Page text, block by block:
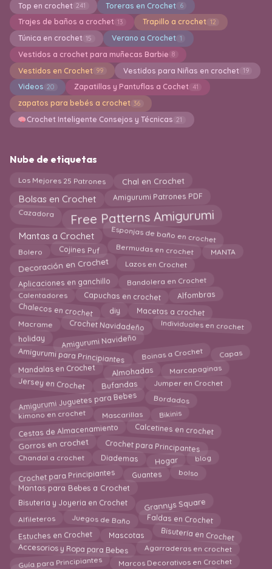
Top en crochet 241 Toreras en Crochet 6
Trajes de baños a crochet 13 Trapillo a crochet 12
Túnica en crochet 15 Verano a Crochet 1
Vestidos a crochet para muñecas Barbie 8
Vestidos en Crochet 99 Vestidos para Niñas en crochet 19
Videos 20 Zapatillas y Pantuflas a Cochet 41
zapatos para bebés a crochet 36
Crochet Inteligente Consejos y Técnicas 21
Nube de etiquetas
Los Mejores 25 Patrones Chal en Crochet
Bolsas en Crochet Amigurumi Patrones PDF
Cazadora Free Patterns Amigurumi
Mantas a Crochet Esponjas de baño en crochet
Bolero Cojines Puf Bermudas en crochet MANTA
Decoración en Crochet Lazos en Crochet
Aplicaciones en ganchillo Bandolera en Crochet
Calentadores Capuchas en crochet Alfombras
Chalecos en crochet diy Macetas a crochet
Macrame Crochet Navidadeño Individuales en crochet
holiday Amigurumi Navideño
Amigurumi para Principiantes Boinas a Crochet Capas
Mandalas en Crochet Almohadas Marcapaginas
Jersey en Crochet Bufandas Jumper en Crochet
Amigurumi Juguetes para Bebes Bordados
kimono en crochet Mascarillas Bikinis
Cestas de Almacenamiento Calcetines en crochet
Gorros en crochet Crochet para Principantes
Chandal a crochet Diademas Hogar blog
Crochet para Principiantes Guantes bolso
Mantas para Bebes a Crochet
Bisuteria y Joyeria en Crochet Grannys Square
Alfileteros Juegos de Baño Faldas en Crochet
Estuches en Crochet Mascotas Bisutería en Crochet
Accesorios y Ropa para Bebes Agarraderas en crochet
Guía para Principiantes Marcos Decorativos en Crochet